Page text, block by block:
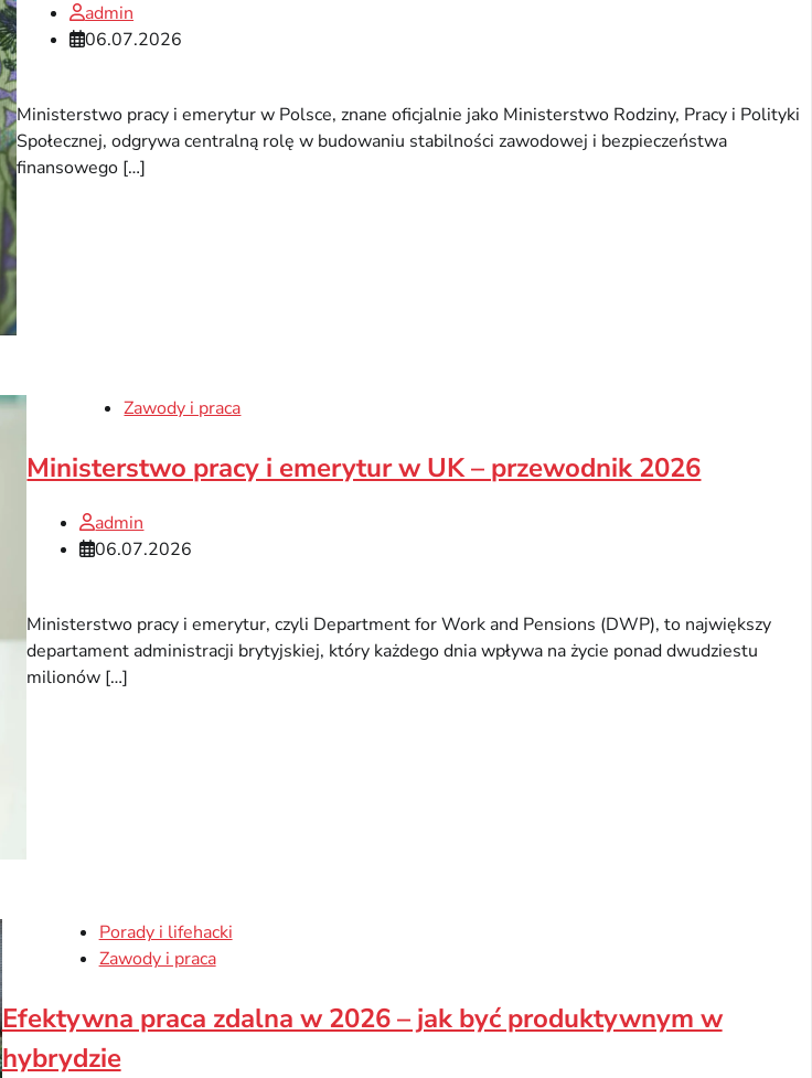
admin
06.07.2026
Ministerstwo pracy i emerytur w Polsce, znane oficjalnie jako Ministerstwo Rodziny, Pracy i Polityki
Społecznej, odgrywa centralną rolę w budowaniu stabilności zawodowej i bezpieczeństwa
finansowego […]
Zawody i praca
Ministerstwo pracy i emerytur w UK – przewodnik 2026
admin
06.07.2026
Ministerstwo pracy i emerytur, czyli Department for Work and Pensions (DWP), to największy
departament administracji brytyjskiej, który każdego dnia wpływa na życie ponad dwudziestu
milionów […]
Porady i lifehacki
Zawody i praca
Efektywna praca zdalna w 2026 – jak być produktywnym w
hybrydzie